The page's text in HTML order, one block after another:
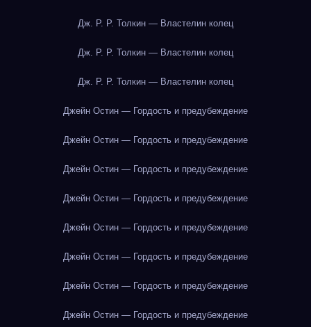
Дж. Р. Р. Толкин — Властелин колец
Дж. Р. Р. Толкин — Властелин колец
Дж. Р. Р. Толкин — Властелин колец
Джейн Остин — Гордость и предубеждение
Джейн Остин — Гордость и предубеждение
Джейн Остин — Гордость и предубеждение
Джейн Остин — Гордость и предубеждение
Джейн Остин — Гордость и предубеждение
Джейн Остин — Гордость и предубеждение
Джейн Остин — Гордость и предубеждение
Джейн Остин — Гордость и предубеждение